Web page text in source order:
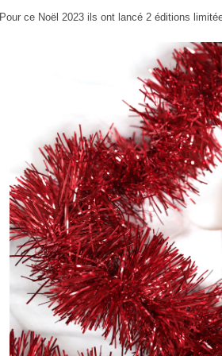
Pour ce Noël 2023 ils ont lancé 2 éditions